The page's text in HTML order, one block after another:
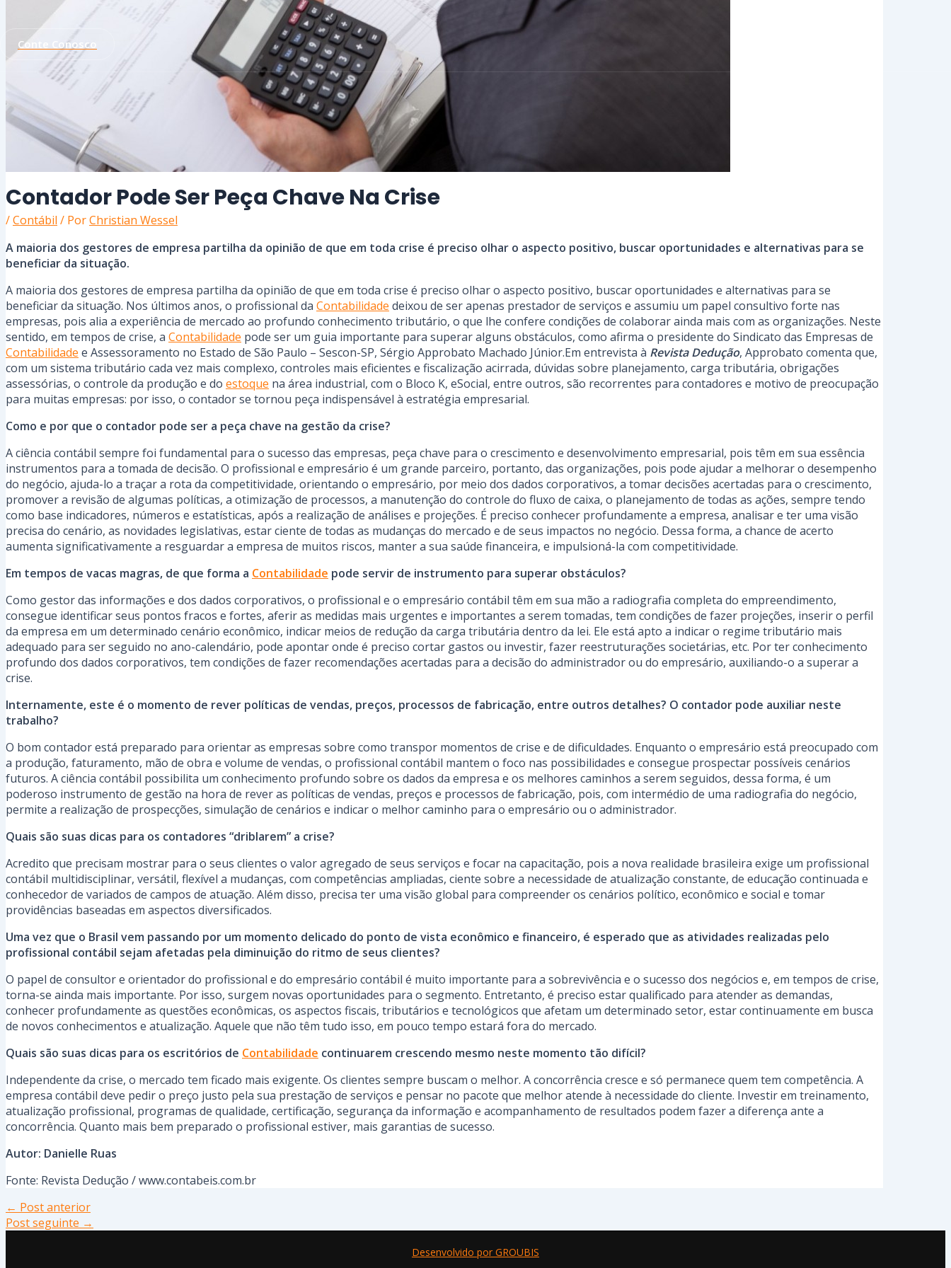
Conte Conosco
Contador Pode Ser Peça Chave Na Crise
/Contábil / PorChristian Wessel
A maioria dos gestores de empresa partilha da opinião de que em toda crise é preciso olhar o aspecto positivo, buscar oportunidades e alternativas para se
beneficiar da situação.
A maioria dos gestores de empresa partilha da opinião de que em toda crise é preciso olhar o aspecto positivo, buscar oportunidades e alternativas para se
beneficiar da situação. Nos últimos anos, o profissional da Contabilidade deixou de ser apenas prestador de serviços e assumiu um papel consultivo forte nas
empresas, pois alia a experiência de mercado ao profundo conhecimento tributário, o que lhe confere condições de colaborar ainda mais com as organizações. Neste
sentido, em tempos de crise, a Contabilidade pode ser um guia importante para superar alguns obstáculos, como afirma o presidente do Sindicato das Empresas de
Contabilidade e Assessoramento no Estado de São Paulo – Sescon-SP, Sérgio Approbato Machado Júnior.Em entrevista à Revista Dedução, Approbato comenta que,
com um sistema tributário cada vez mais complexo, controles mais eficientes e fiscalização acirrada, dúvidas sobre planejamento, carga tributária, obrigações
assessórias, o controle da produção e do estoque na área industrial, com o Bloco K, eSocial, entre outros, são recorrentes para contadores e motivo de preocupação
para muitas empresas: por isso, o contador se tornou peça indispensável à estratégia empresarial.
Como e por que o contador pode ser a peça chave na gestão da crise?
A ciência contábil sempre foi fundamental para o sucesso das empresas, peça chave para o crescimento e desenvolvimento empresarial, pois têm em sua essência
instrumentos para a tomada de decisão. O profissional e empresário é um grande parceiro, portanto, das organizações, pois pode ajudar a melhorar o desempenho
do negócio, ajuda-lo a traçar a rota da competitividade, orientando o empresário, por meio dos dados corporativos, a tomar decisões acertadas para o crescimento,
promover a revisão de algumas políticas, a otimização de processos, a manutenção do controle do fluxo de caixa, o planejamento de todas as ações, sempre tendo
como base indicadores, números e estatísticas, após a realização de análises e projeções. É preciso conhecer profundamente a empresa, analisar e ter uma visão
precisa do cenário, as novidades legislativas, estar ciente de todas as mudanças do mercado e de seus impactos no negócio. Dessa forma, a chance de acerto
aumenta significativamente a resguardar a empresa de muitos riscos, manter a sua saúde financeira, e impulsioná-la com competitividade.
Em tempos de vacas magras, de que forma a Contabilidade pode servir de instrumento para superar obstáculos?
Como gestor das informações e dos dados corporativos, o profissional e o empresário contábil têm em sua mão a radiografia completa do empreendimento,
consegue identificar seus pontos fracos e fortes, aferir as medidas mais urgentes e importantes a serem tomadas, tem condições de fazer projeções, inserir o perfil
da empresa em um determinado cenário econômico, indicar meios de redução da carga tributária dentro da lei. Ele está apto a indicar o regime tributário mais
adequado para ser seguido no ano-calendário, pode apontar onde é preciso cortar gastos ou investir, fazer reestruturações societárias, etc. Por ter conhecimento
profundo dos dados corporativos, tem condições de fazer recomendações acertadas para a decisão do administrador ou do empresário, auxiliando-o a superar a
crise.
Internamente, este é o momento de rever políticas de vendas, preços, processos de fabricação, entre outros detalhes? O contador pode auxiliar neste
trabalho?
O bom contador está preparado para orientar as empresas sobre como transpor momentos de crise e de dificuldades. Enquanto o empresário está preocupado com
a produção, faturamento, mão de obra e volume de vendas, o profissional contábil mantem o foco nas possibilidades e consegue prospectar possíveis cenários
futuros. A ciência contábil possibilita um conhecimento profundo sobre os dados da empresa e os melhores caminhos a serem seguidos, dessa forma, é um
poderoso instrumento de gestão na hora de rever as políticas de vendas, preços e processos de fabricação, pois, com intermédio de uma radiografia do negócio,
permite a realização de prospecções, simulação de cenários e indicar o melhor caminho para o empresário ou o administrador.
Quais são suas dicas para os contadores “driblarem” a crise?
Acredito que precisam mostrar para o seus clientes o valor agregado de seus serviços e focar na capacitação, pois a nova realidade brasileira exige um profissional
contábil multidisciplinar, versátil, flexível a mudanças, com competências ampliadas, ciente sobre a necessidade de atualização constante, de educação continuada e
conhecedor de variados de campos de atuação. Além disso, precisa ter uma visão global para compreender os cenários político, econômico e social e tomar
providências baseadas em aspectos diversificados.
Uma vez que o Brasil vem passando por um momento delicado do ponto de vista econômico e financeiro, é esperado que as atividades realizadas pelo
profissional contábil sejam afetadas pela diminuição do ritmo de seus clientes?
O papel de consultor e orientador do profissional e do empresário contábil é muito importante para a sobrevivência e o sucesso dos negócios e, em tempos de crise,
torna-se ainda mais importante. Por isso, surgem novas oportunidades para o segmento. Entretanto, é preciso estar qualificado para atender as demandas,
conhecer profundamente as questões econômicas, os aspectos fiscais, tributários e tecnológicos que afetam um determinado setor, estar continuamente em busca
de novos conhecimentos e atualização. Aquele que não têm tudo isso, em pouco tempo estará fora do mercado.
Quais são suas dicas para os escritórios de Contabilidade continuarem crescendo mesmo neste momento tão difícil?
Independente da crise, o mercado tem ficado mais exigente. Os clientes sempre buscam o melhor. A concorrência cresce e só permanece quem tem competência. A
empresa contábil deve pedir o preço justo pela sua prestação de serviços e pensar no pacote que melhor atende à necessidade do cliente. Investir em treinamento,
atualização profissional, programas de qualidade, certificação, segurança da informação e acompanhamento de resultados podem fazer a diferença ante a
concorrência. Quanto mais bem preparado o profissional estiver, mais garantias de sucesso.
Autor: Danielle Ruas
Fonte: Revista Dedução / www.contabeis.com.br
← Post anterior
Post seguinte →
Desenvolvido por GROUBIS